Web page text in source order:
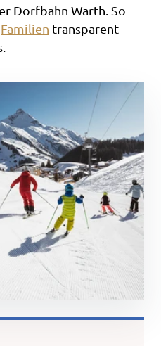
Dorfbahn Warth. So
Familien transparent